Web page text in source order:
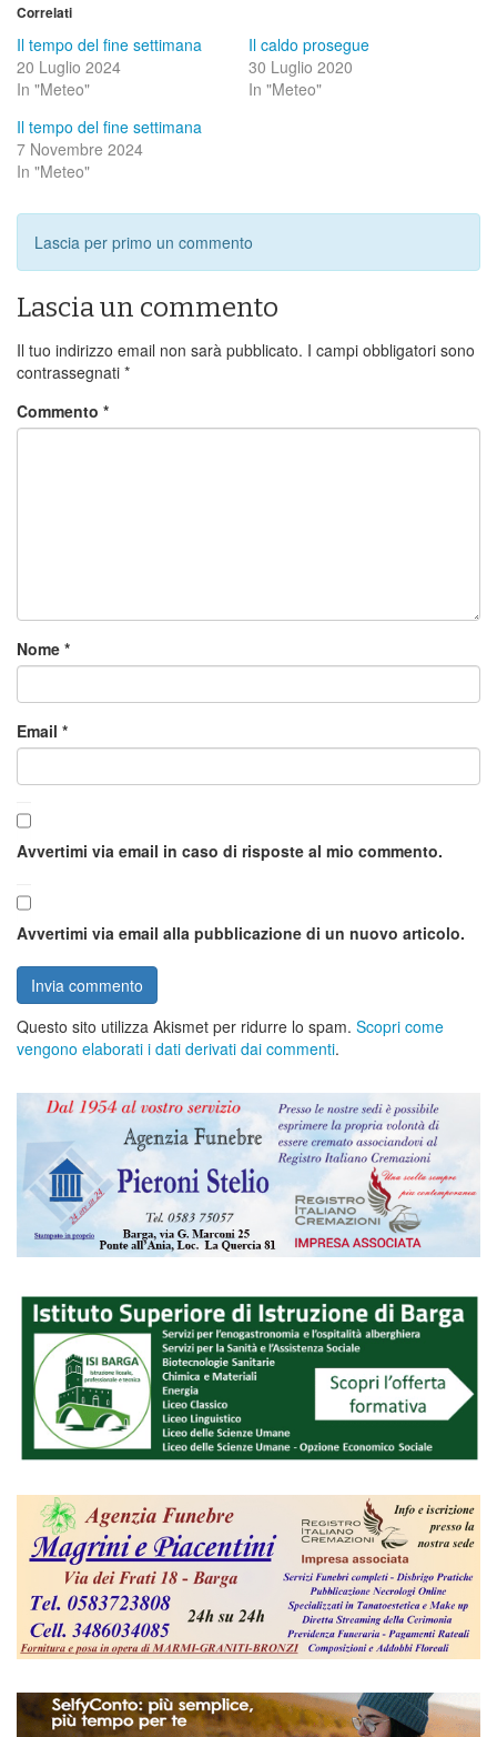
Correlati
Il tempo del fine settimana
20 Luglio 2024
In "Meteo"
Il caldo prosegue
30 Luglio 2020
In "Meteo"
Il tempo del fine settimana
7 Novembre 2024
In "Meteo"
Lascia per primo un commento
Lascia un commento
Il tuo indirizzo email non sarà pubblicato. I campi obbligatori sono
contrassegnati *
Commento *
Nome *
Email *
Avvertimi via email in caso di risposte al mio commento.
Avvertimi via email alla pubblicazione di un nuovo articolo.
Questo sito utilizza Akismet per ridurre lo spam. Scopri come
vengono elaborati i dati derivati dai commenti.